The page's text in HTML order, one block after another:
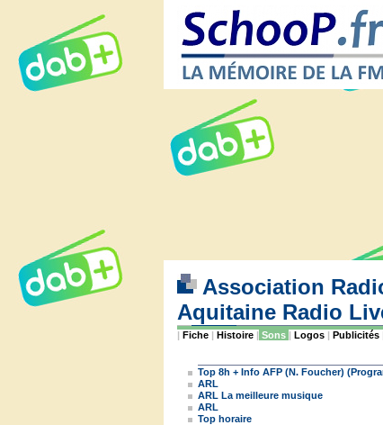
Association
Aquitaine Radio
| Fiche | Histoire | Sons | Logos | Publicités
Top 8h + Info AFP (N. Foucher)
ARL
ARL La meilleure musique
ARL
Top horaire